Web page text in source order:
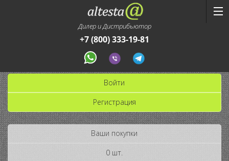
Дилер и Дистрибьютор
+7 (800) 333-19-81
Войти
Регистрация
Ваши покупки
0 шт.